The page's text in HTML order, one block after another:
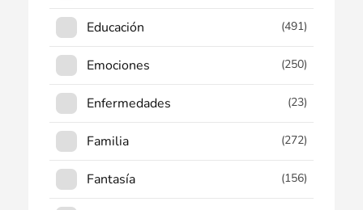
Educación (491)
Emociones (250)
Enfermedades (23)
Familia (272)
Fantasía (156)